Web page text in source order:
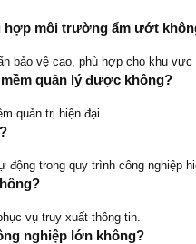
hợp môi trường ẩm ướt
bảo vệ cao, phù hợp cho khu vực
quản lý được không?
quản trị hiện đại.
trong quy trình công nghiệp
vụ truy xuất thông tin.
nghiệp lớn không?